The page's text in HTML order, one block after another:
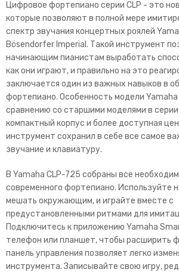
Цифровое фортепиано серии CLP - это
которые позволяют в полной мере
спектр звучания концертных роялей
Bösendorfer Imperial. Такой инструмент
начинающим пианистам выработать
как они играют, и правильно на это
заключается один из важных навыков в
фортепиано. Особенность модели Yamaha
сравнению со старшими моделями в
компактный корпус и более доступная
инструмент сохранил в себе все самое
звучание и клавиатуру.
В Yamaha CLP-725 собраны все
современного фортепиано. Используйте
мешать окружающим, и играйте вместе с
предустановленными ритмами для
Подключитесь к приложению Yamaha
телефон или планшет, чтобы расширить
панель управления позволяет легко
инструмента. Записывайте свою игру,